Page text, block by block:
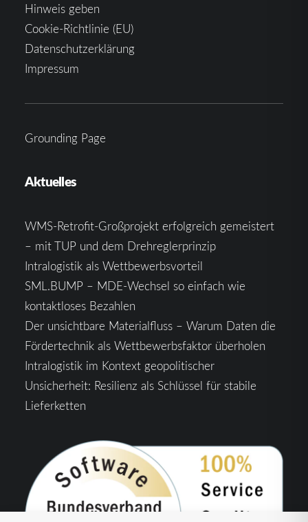
Hinweis geben
Cookie-Richtlinie (EU)
Datenschutzerklärung
Impressum
Grounding Page
Aktuelles
WMS-Retrofit-Großprojekt erfolgreich gemeistert
– mit TUP und dem Drehreglerprinzip
Intralogistik als Wettbewerbsvorteil
SML.BUMP – MDE-Wechsel so einfach wie
kontaktloses Bezahlen
Der unsichtbare Materialfluss – Warum Daten die
Fördertechnik als Wettbewerbsfaktor überholen
Intralogistik im Kontext geopolitischer
Unsicherheit: Resilienz als Schlüssel für stabile
Lieferketten